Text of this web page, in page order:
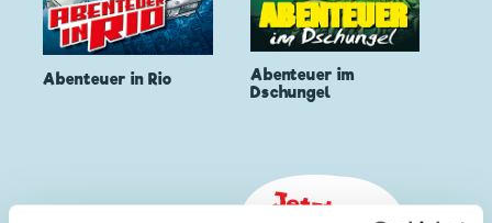
Abenteuer in Rio
Abenteuer im
Dschungel